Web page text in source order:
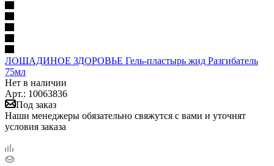
ЛОШАДИНОЕ ЗДОРОВЬЕ Гель-пластырь жид Разгибатель
75мл
Нет в наличии
Арт.: 10063836
Под заказ
Наши менеджеры обязательно свяжутся с вами и уточнят
условия заказа